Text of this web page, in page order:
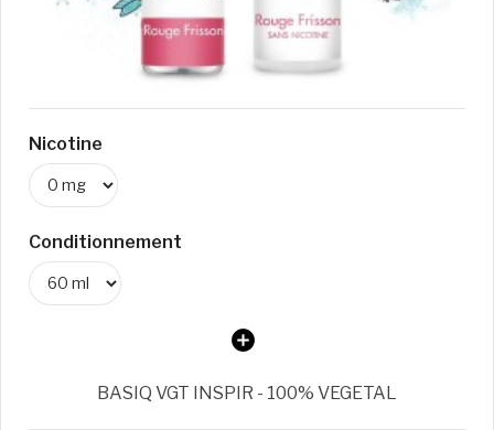
Nicotine
Conditionnement
BASIQ VGT INSPIR - 100% VEGETAL